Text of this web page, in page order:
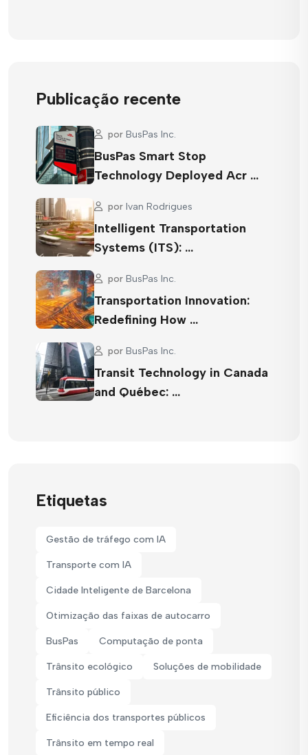
Publicação recente
por BusPas Inc.
BusPas Smart Stop
Technology Deployed Acr …
por Ivan Rodrigues
Intelligent Transportation
Systems (ITS): …
por BusPas Inc.
Transportation Innovation:
Redefining How …
por BusPas Inc.
Transit Technology in Canada
and Québec: …
Etiquetas
Gestão de tráfego com IA
Transporte com IA
Cidade Inteligente de Barcelona
Otimização das faixas de autocarro
BusPas Computação de ponta
Trânsito ecológico Soluções de mobilidade
Trânsito público
Eficiência dos transportes públicos
Trânsito em tempo real